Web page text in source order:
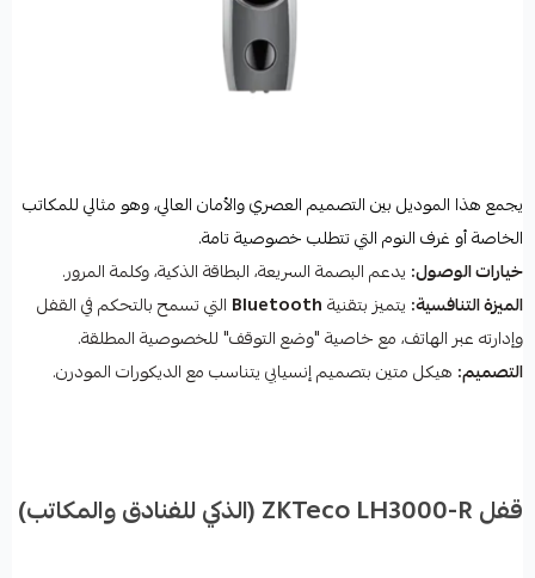
يجمع هذا الموديل بين التصميم العصري والأمان العالي، وهو مثالي للمكاتب
الخاصة أو غرف النوم التي تتطلب خصوصية تامة.
خيارات الوصول: يدعم البصمة السريعة، البطاقة الذكية، وكلمة المرور.
الميزة التنافسية: يتميز بتقنيةBluetooth التي تسمح بالتحكم في القفل
وإدارته عبر الهاتف، مع خاصية "وضع التوقف" للخصوصية المطلقة.
التصميم: هيكل متين بتصميم إنسيابي يتناسب مع الديكورات المودرن.
قفل ZKTeco LH3000-R (الذكي للفنادق والمكاتب)